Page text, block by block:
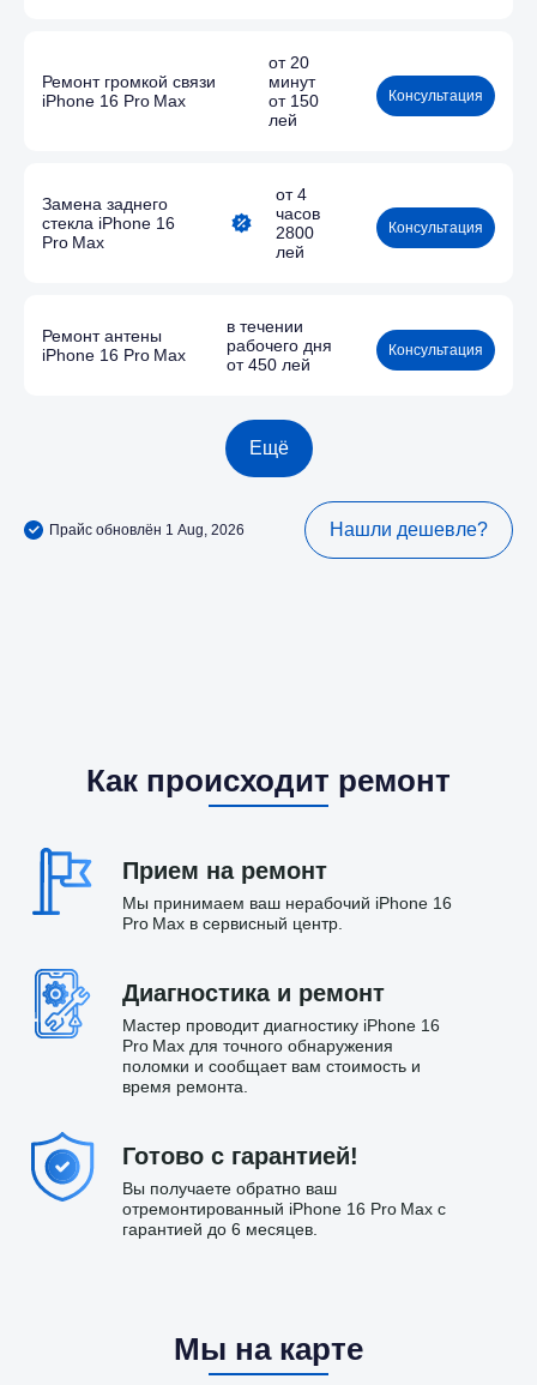
Ремонт громкой связи
iPhone 16 Pro Max
от 20
минут
от 150
лей
Консультация
Замена заднего
стекла iPhone 16
Pro Max
от 4
часов
2800
лей
Консультация
Ремонт антены
iPhone 16 Pro Max
в течении
рабочего дня
от 450 лей
Консультация
Ещё
Прайс обновлён 1 Aug, 2026 Нашли дешевле?
Как происходит ремонт
Прием на ремонт
Мы принимаем ваш нерабочий iPhone 16
Pro Max в сервисный центр.
Диагностика и ремонт
Мастер проводит диагностику iPhone 16
Pro Max для точного обнаружения
поломки и сообщает вам стоимость и
время ремонта.
Готово с гарантией!
Вы получаете обратно ваш
отремонтированный iPhone 16 Pro Max с
гарантией до 6 месяцев.
Мы на карте